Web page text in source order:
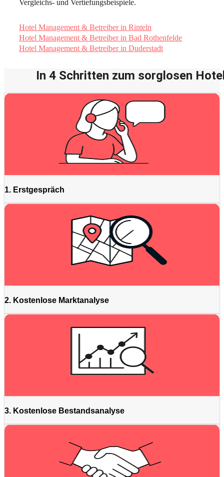
Vergleichs- und Vertiefungsbeispiele.
Hotel Management & Betreiber in Rinteln
Hotel Management & Betreiber in Bad Rothenfelde
Hotel Management & Betreiber in Duderstadt
In 4 Schritten zum sorglosen
1. Erstgespräch
2. Kostenlose Marktanalyse
3. Kostenlose Bestandsanalyse